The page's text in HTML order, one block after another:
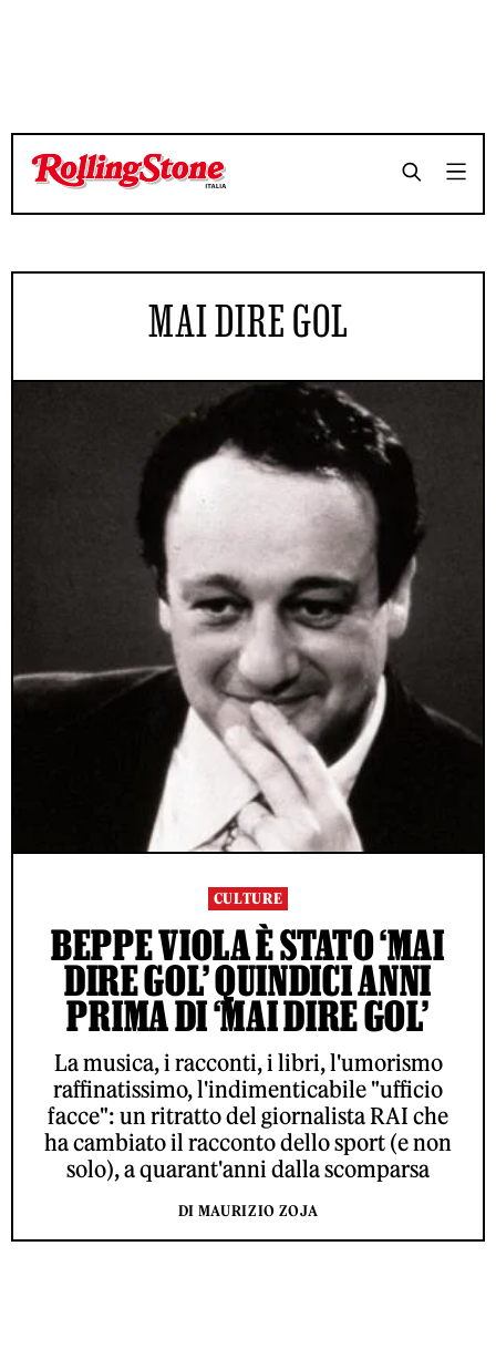
MAI DIRE GOL
CULTURE
BEPPE VIOLA È STATO ‘MAI
DIRE GOL’ QUINDICI ANNI
PRIMA DI ‘MAI DIRE GOL’
La musica, i racconti, i libri, l'umorismo
raffinatissimo, l'indimenticabile "ufficio
facce": un ritratto del giornalista RAI che
ha cambiato il racconto dello sport (e non
solo), a quarant'anni dalla scomparsa
DI MAURIZIO ZOJA